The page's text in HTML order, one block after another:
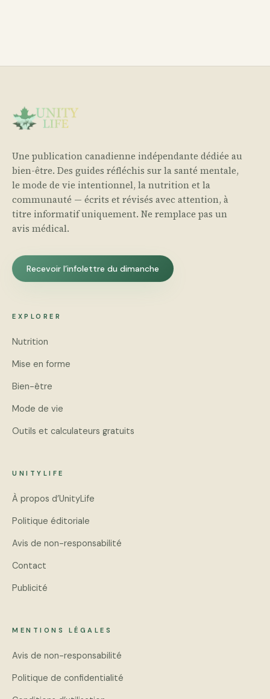
Une publication canadienne indépendante dédiée au
bien-être. Des guides réfléchis sur la santé mentale,
le mode de vie intentionnel, la nutrition et la
communauté — écrits et révisés avec attention, à
titre informatif uniquement. Ne remplace pas un
avis médical.
Recevoir l’infolettre du dimanche
EXPLORER
Nutrition
Mise en forme
Bien-être
Mode de vie
Outils et calculateurs gratuits
UNITYLIFE
À propos d’UnityLife
Politique éditoriale
Avis de non-responsabilité
Contact
Publicité
MENTIONS LÉGALES
Avis de non-responsabilité
Politique de confidentialité